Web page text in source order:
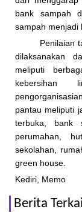
bank sampah
sampah menjadi
Penilaian
dilaksanakan
meliputi
kebersihan
pantau meliputi
terbuka, bank
perumahan,
sekolahan,
green house.
Kediri, Memo
Berita